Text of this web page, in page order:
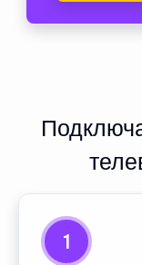
1